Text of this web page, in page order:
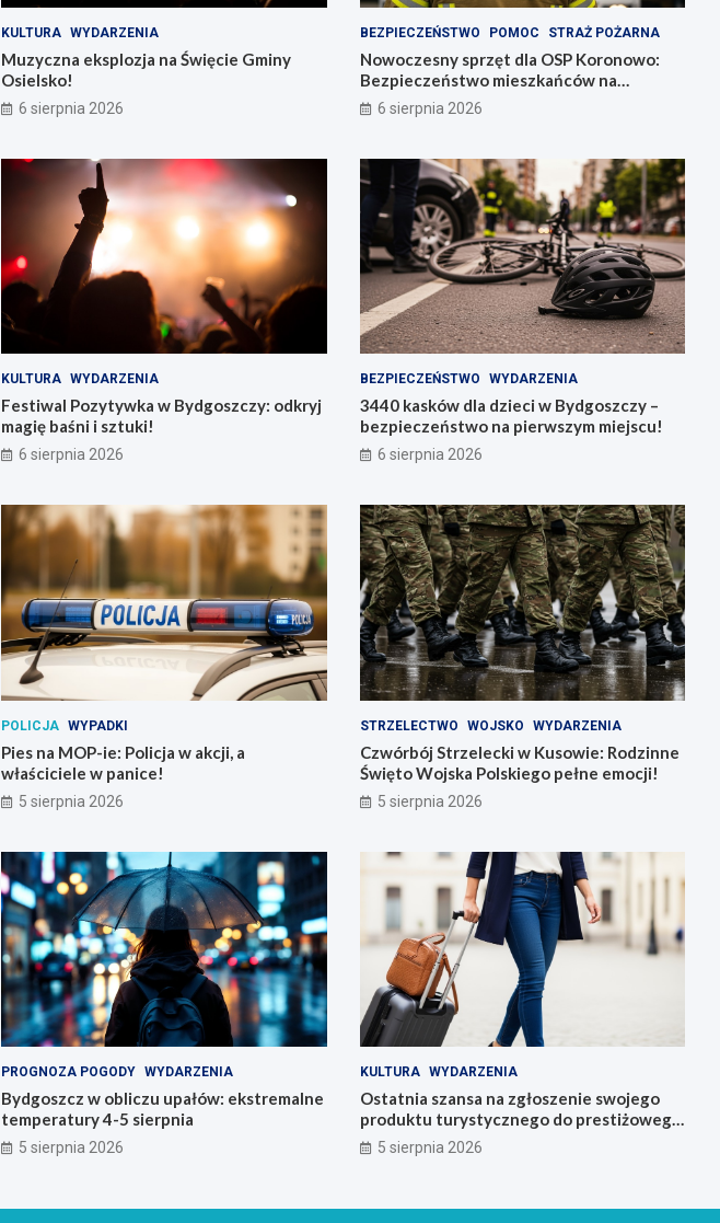
KULTURA WYDARZENIA
Muzyczna eksplozja na Święcie Gminy
Osielsko!
6 sierpnia 2026
BEZPIECZEŃSTWO POMOC STRAŻ POŻARNA
Nowoczesny sprzęt dla OSP Koronowo:
Bezpieczeństwo mieszkańców na
pierwszym miejscu!
6 sierpnia 2026
KULTURA WYDARZENIA
Festiwal Pozytywka w Bydgoszczy: odkryj
magię baśni i sztuki!
6 sierpnia 2026
BEZPIECZEŃSTWO WYDARZENIA
3440 kasków dla dzieci w Bydgoszczy –
bezpieczeństwo na pierwszym miejscu!
6 sierpnia 2026
POLICJA WYPADKI
Pies na MOP-ie: Policja w akcji, a
właściciele w panice!
5 sierpnia 2026
STRZELECTWO WOJSKO WYDARZENIA
Czwórbój Strzelecki w Kusowie: Rodzinne
Święto Wojska Polskiego pełne emocji!
5 sierpnia 2026
PROGNOZA POGODY WYDARZENIA
Bydgoszcz w obliczu upałów: ekstremalne
temperatury 4-5 sierpnia
5 sierpnia 2026
KULTURA WYDARZENIA
Ostatnia szansa na zgłoszenie swojego
produktu turystycznego do prestiżowego
konkursu POT
5 sierpnia 2026